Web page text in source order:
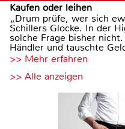
Kaufen oder leihen
„Drum prüfe, wer sich
Schillers Glocke. In der
solche Frage bisher
Händler und tauschte
>> Mehr erfahren
>> Alle anzeigen